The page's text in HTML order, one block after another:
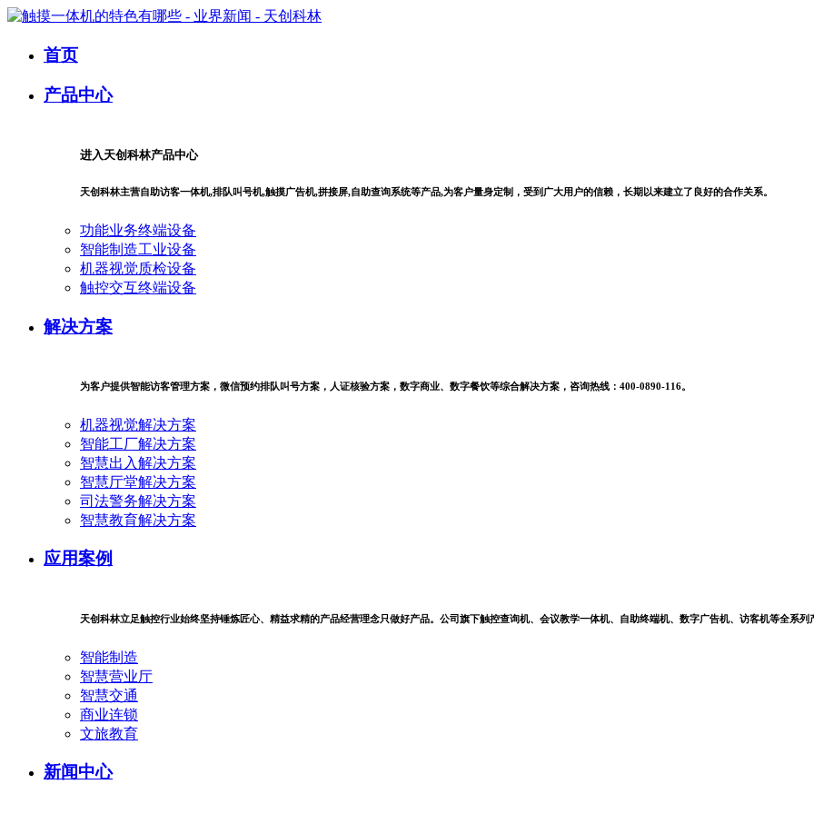
首页
产品中心
进入天创科林产品中心
天创科林主营自助访客一体机,排队叫号机,触摸广告机,拼接屏,自助查询系统等产品,为客户量身定制，受到广大用户的信赖，长期以来建立了良好的合作关系。
功能业务终端设备
智能制造工业设备
机器视觉质检设备
触控交互终端设备
解决方案
为客户提供智能访客管理方案，微信预约排队叫号方案，人证核验方案，数字商业、数字餐饮等综合解决方案，咨询热线：400-0890-116。
机器视觉解决方案
智能工厂解决方案
智慧出入解决方案
智慧厅堂解决方案
司法警务解决方案
智慧教育解决方案
应用案例
天创科林立足触控行业始终坚持锤炼匠心、精益求精的产品经营理念只做好产品。公司旗下触控查询机、会议教学一体机、自助终端机、数字广告机、访客机等全系列
智能制造
智慧营业厅
智慧交通
商业连锁
文旅教育
新闻中心